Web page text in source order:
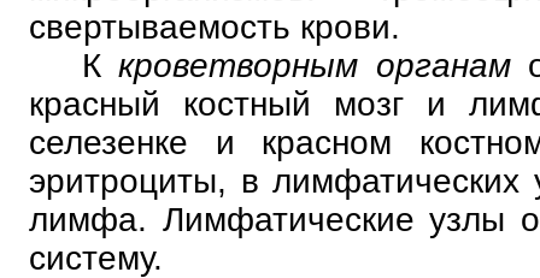
свертываемость крови.
Ккроветворным органам
красный костный мозг и
селезенке и красном
эритроциты, в лимфатических
лимфа. Лимфатические узлы
систему.